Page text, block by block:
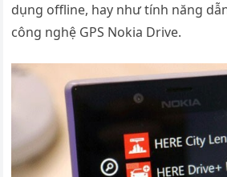
dụng offline, hay như tính năng
công nghệ GPS Nokia Drive.